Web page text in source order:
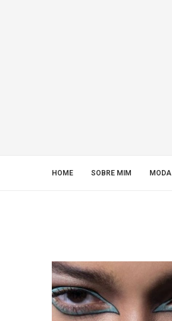
HOME SOBRE MIM MODA